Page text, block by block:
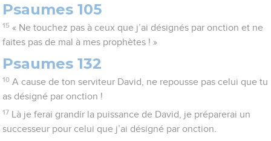
Psaumes 105
15 « Ne touchez pas à ceux que j’ai désignés par onction et ne
faites pas de mal à mes prophètes ! »
Psaumes 132
10 A cause de ton serviteur David, ne repousse pas celui que tu
as désigné par onction !
17
Là je ferai grandir la puissance de David, je préparerai un
successeur pour celui que j’ai désigné par onction.